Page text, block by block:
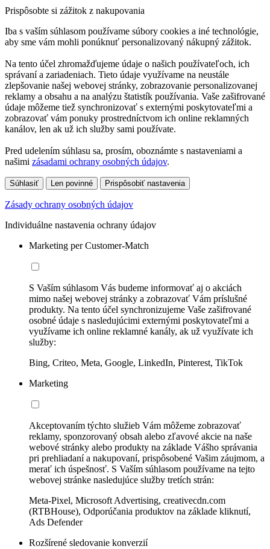
Prispôsobte si zážitok z nakupovania
Iba s vaším súhlasom používame súbory cookies a iné technológie,
aby sme vám mohli ponúknuť personalizovaný nákupný zážitok.
Na tento účel zhromažďujeme údaje o našich používateľoch, ich
správaní a zariadeniach. Tieto údaje využívame na neustále
zlepšovanie našej webovej stránky, zobrazovanie personalizovanej
reklamy a obsahu a na analýzu štatistík používania. Vaše zašifrované
údaje môžeme tiež synchronizovať s externými poskytovateľmi a
zobrazovať vám ponuky prostredníctvom ich online reklamných
kanálov, len ak už ich služby sami používate.
Pred udelením súhlasu sa, prosím, oboznámte s nastaveniami a
našimi zásadami ochrany osobných údajov.
Súhlasiť Len povinné Prispôsobiť nastavenia
Zásady ochrany osobných údajov
Individuálne nastavenia ochrany údajov
Marketing per Customer-Match
S Vaším súhlasom Vás budeme informovať aj o akciách
mimo našej webovej stránky a zobrazovať Vám príslušné
produkty. Na tento účel synchronizujeme Vaše zašifrované
osobné údaje s nasledujúcimi externými poskytovateľmi a
využívame ich online reklamné kanály, ak už využívate ich
služby:
Bing, Criteo, Meta, Google, LinkedIn, Pinterest, TikTok
Marketing
Akceptovaním týchto služieb Vám môžeme zobrazovať
reklamy, sponzorovaný obsah alebo zľavové akcie na naše
webové stránky alebo produkty na základe Vášho správania
pri prehliadaní a nakupovaní, prispôsobené Vašim záujmom, a
merať ich úspešnosť. S Vaším súhlasom používame na tejto
webovej stránke nasledujúce služby tretích strán:
Meta-Pixel, Microsoft Advertising, creativecdn.com
(RTBHouse), Odporúčania produktov na základe kliknutí,
Ads Defender
Rozšírené sledovanie konverzií